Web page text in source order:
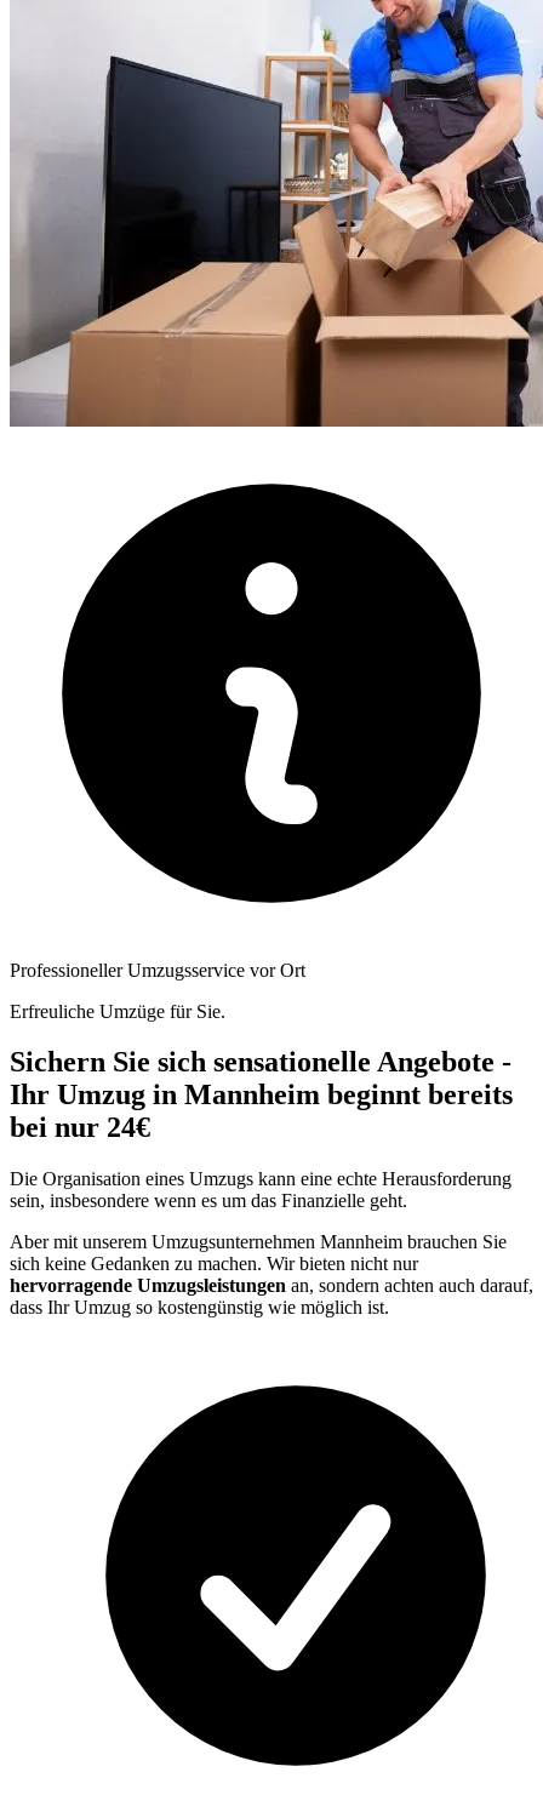
Professioneller Umzugsservice vor Ort
Erfreuliche Umzüge für Sie.
Sichern Sie sich sensationelle Angebote -
Ihr Umzug in Mannheim beginnt bereits
bei nur 24€
Die Organisation eines Umzugs kann eine echte Herausforderung
sein, insbesondere wenn es um das Finanzielle geht.
Aber mit unserem Umzugsunternehmen Mannheim brauchen Sie
sich keine Gedanken zu machen. Wir bieten nicht nur
hervorragende Umzugsleistungen an, sondern achten auch darauf,
dass Ihr Umzug so kostengünstig wie möglich ist.